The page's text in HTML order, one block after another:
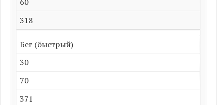
318
Бег (быстрый)
30
70
371